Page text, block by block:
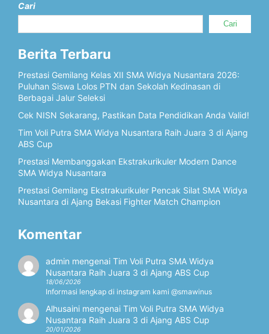
Cari
Cari
Berita Terbaru
Prestasi Gemilang Kelas XII SMA Widya Nusantara 2026:
Puluhan Siswa Lolos PTN dan Sekolah Kedinasan di
Berbagai Jalur Seleksi
Cek NISN Sekarang, Pastikan Data Pendidikan Anda Valid!
Tim Voli Putra SMA Widya Nusantara Raih Juara 3 di Ajang
ABS Cup
Prestasi Membanggakan Ekstrakurikuler Modern Dance
SMA Widya Nusantara
Prestasi Gemilang Ekstrakurikuler Pencak Silat SMA Widya
Nusantara di Ajang Bekasi Fighter Match Champion
Komentar
admin mengenai Tim Voli Putra SMA Widya
Nusantara Raih Juara 3 di Ajang ABS Cup
18/06/2026
Informasi lengkap di instagram kami @smawinus
Alhusainimengenai Tim Voli Putra SMA Widya
Nusantara Raih Juara 3 di Ajang ABS Cup
20/01/2026